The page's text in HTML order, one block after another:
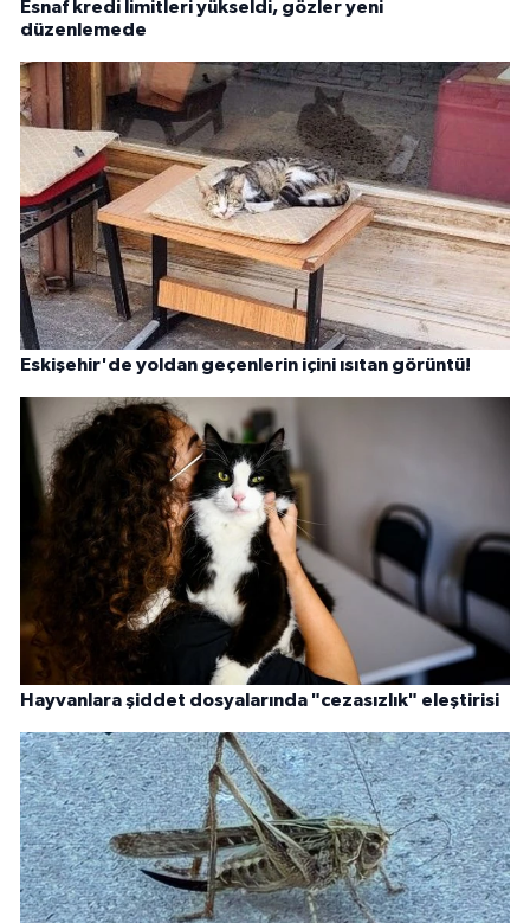
Esnaf kredi limitleri yükseldi, gözler yeni
düzenlemede
Eskişehir'de yoldan geçenlerin içini ısıtan görüntü!
Hayvanlara şiddet dosyalarında "cezasızlık" eleştirisi